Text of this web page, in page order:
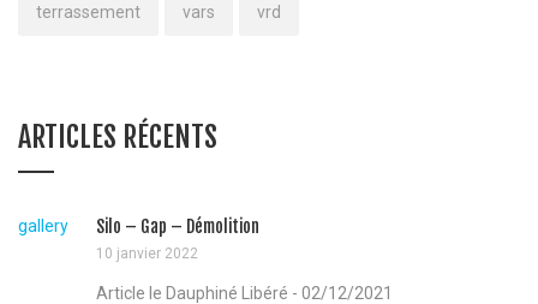
terrassement vars vrd
ARTICLES RÉCENTS
gallery Silo – Gap – Démolition
10 janvier 2022
Article le Dauphiné Libéré - 02/12/2021